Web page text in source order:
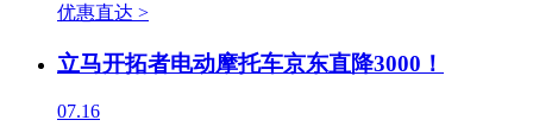
优惠直达 >
立马开拓者电动摩托车京东直降3000！
07.16